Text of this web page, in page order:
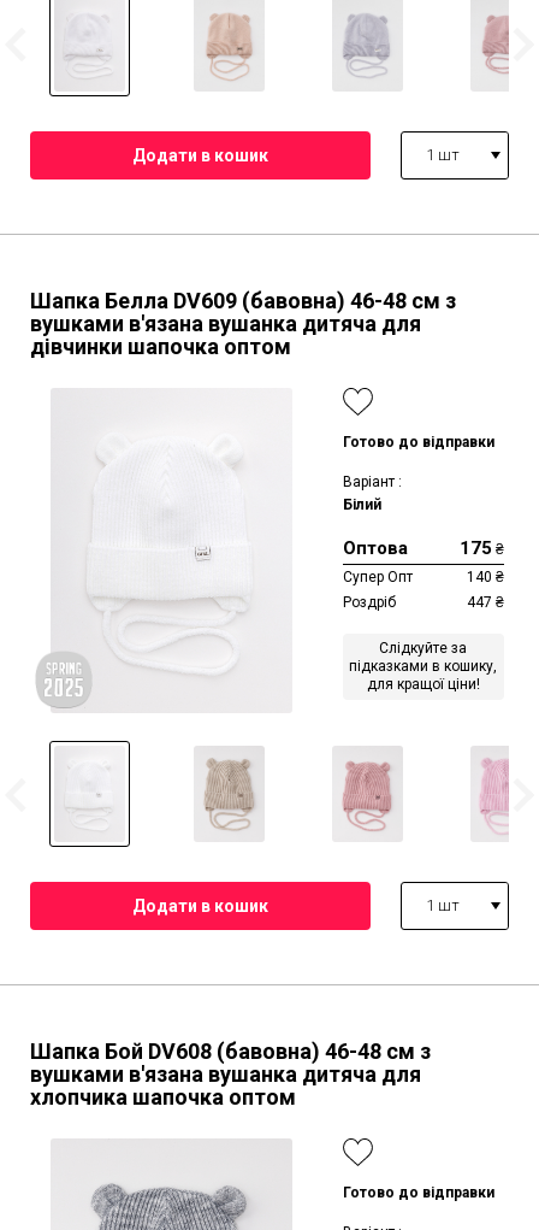
1 шт
Шапка Белла DV609 (бавовна) 46-48 см з
вушками в'язана вушанка дитяча для
дівчинки шапочка оптом
Готово до відправки
Варіант :
Білий
Оптова 175 ₴
Супер Опт
140 ₴
Роздріб
447 ₴
Слідкуйте за
підказками в кошику,
для кращої ціни!
1 шт
Шапка Бой DV608 (бавовна) 46-48 см з
вушками в'язана вушанка дитяча для
хлопчика шапочка оптом
Готово до відправки